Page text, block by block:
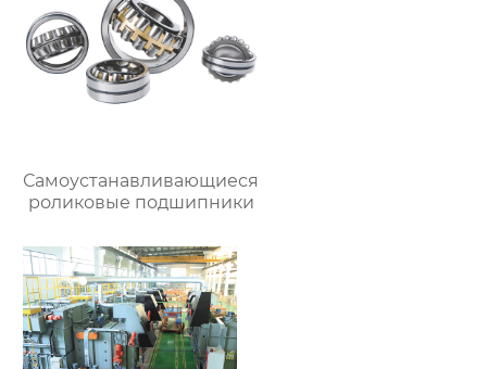
Самоустанавливающиеся
роликовые подшипники